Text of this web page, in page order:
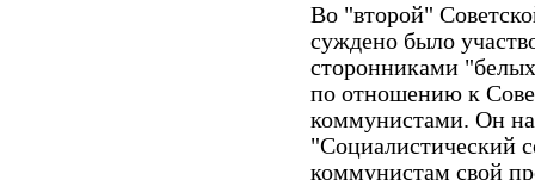
Во "второй"
суждено было
сторонниками
по отношению к
коммунистами. Он
"Социалистический
коммунистам свой